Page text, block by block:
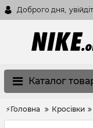
Доброго дня,
Каталог
⚡Головна Кросівки